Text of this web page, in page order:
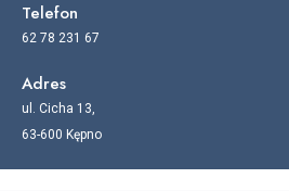
Telefon
62 78 231 67
Adres
ul. Cicha 13,
63-600 Kępno